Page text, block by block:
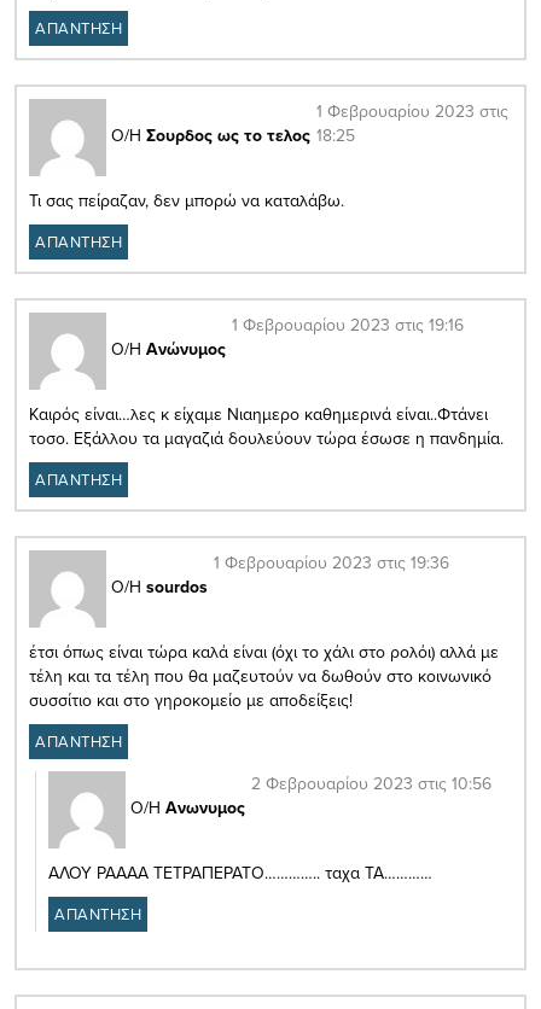
ΑΠΑΝΤΗΣΗ
Ο/Η Σουρδος ως το τελος
1 Φεβρουαρίου 2023 στις
18:25
Τι σας πείραζαν, δεν μπορώ να καταλάβω.
ΑΠΑΝΤΗΣΗ
Ο/Η Ανώνυμος
1 Φεβρουαρίου 2023 στις 19:16
Καιρός είναι…λες κ είχαμε Νιαημερο καθημερινά είναι..Φτάνει
τοσο. Εξάλλου τα μαγαζιά δουλεύουν τώρα έσωσε η πανδημία.
ΑΠΑΝΤΗΣΗ
Ο/Η sourdos
1 Φεβρουαρίου 2023 στις 19:36
έτσι όπως είναι τώρα καλά είναι (όχι το χάλι στο ρολόι) αλλά με
τέλη και τα τέλη που θα μαζευτούν να δωθούν στο κοινωνικό
συσσίτιο και στο γηροκομείο με αποδείξεις!
ΑΠΑΝΤΗΣΗ
Ο/Η Ανωνυμος
2 Φεβρουαρίου 2023 στις 10:56
ΑΛΟΥ ΡΑΑΑΑ ΤΕΤΡΑΠΕΡΑΤΟ………….. ταχα ΤΑ…………
ΑΠΑΝΤΗΣΗ